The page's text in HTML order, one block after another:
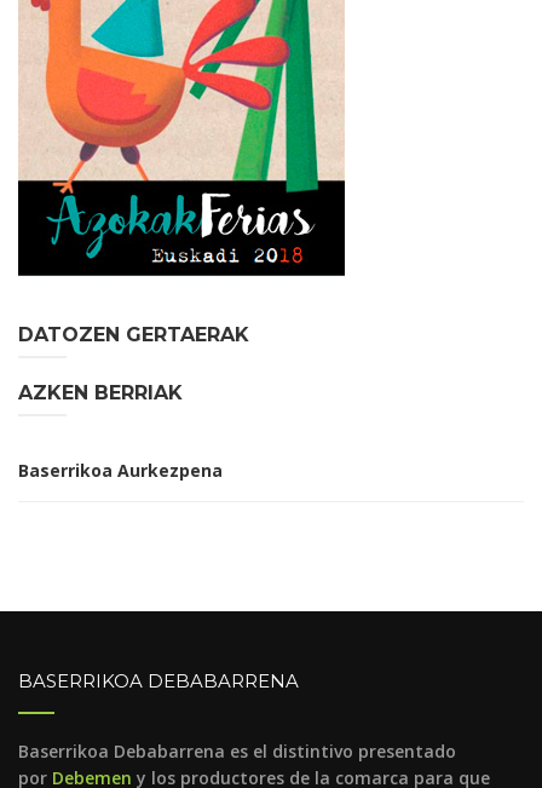
DATOZEN GERTAERAK
AZKEN BERRIAK
Baserrikoa Aurkezpena
BASERRIKOA DEBABARRENA
Baserrikoa Debabarrena es el distintivo presentado
por Debemen y los productores de la comarca para que